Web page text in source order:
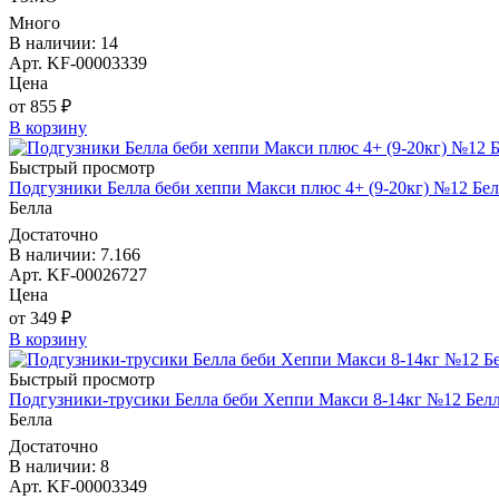
Много
В наличии: 14
Арт. KF-00003339
Цена
от 855 ₽
В корзину
Быстрый просмотр
Подгузники Белла беби хеппи Макси плюс 4+ (9-20кг) №12
Белла
Достаточно
В наличии: 7.166
Арт. KF-00026727
Цена
от 349 ₽
В корзину
Быстрый просмотр
Подгузники-трусики Белла беби Хеппи Макси 8-14кг №12
Белла
Достаточно
В наличии: 8
Арт. KF-00003349